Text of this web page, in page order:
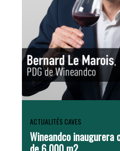
ACTUALITÉS CAVES
Wineandco